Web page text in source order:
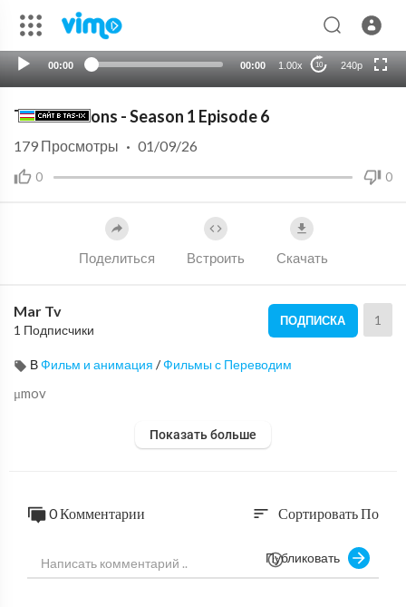
00:00 00:00 1.00x 10 240p
HD
The Raccoons - Season 1 Episode 6
0 0
179 Просмотры · 01/09/26
Поделиться Встроить Скачать
Mar Tv
1 Подписчики
ПОДПИСКА 1
ВФильм и анимация /Фильмы с Переводим
μmov
Показать больше
0 Комментарии sort Сортировать По
Публиковать